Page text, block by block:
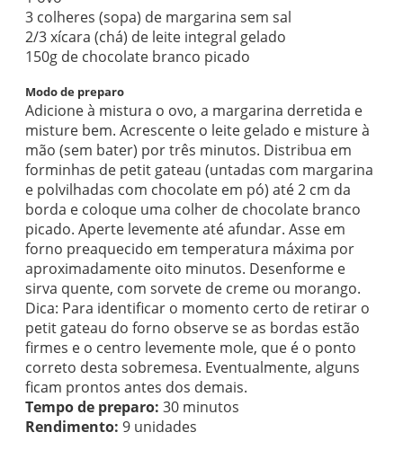
3 colheres (sopa) de margarina sem sal
2/3 xícara (chá) de leite integral gelado
150g de chocolate branco picado
Modo de preparo
Adicione à mistura o ovo, a margarina derretida e
misture bem. Acrescente o leite gelado e misture à
mão (sem bater) por três minutos. Distribua em
forminhas de petit gateau (untadas com margarina
e polvilhadas com chocolate em pó) até 2 cm da
borda e coloque uma colher de chocolate branco
picado. Aperte levemente até afundar. Asse em
forno preaquecido em temperatura máxima por
aproximadamente oito minutos. Desenforme e
sirva quente, com sorvete de creme ou morango.
Dica: Para identificar o momento certo de retirar o
petit gateau do forno observe se as bordas estão
firmes e o centro levemente mole, que é o ponto
correto desta sobremesa. Eventualmente, alguns
ficam prontos antes dos demais.
Tempo de preparo: 30 minutos
Rendimento: 9 unidades